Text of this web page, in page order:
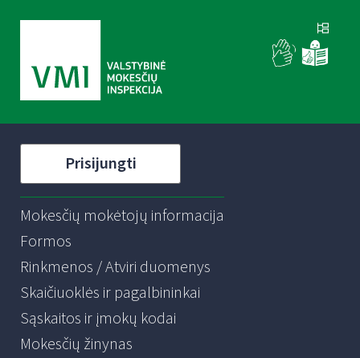
Prisijungti
Mokesčių mokėtojų informacija
Formos
Rinkmenos / Atviri duomenys
Skaičiuoklės ir pagalbininkai
Sąskaitos ir įmokų kodai
Mokesčių žinynas